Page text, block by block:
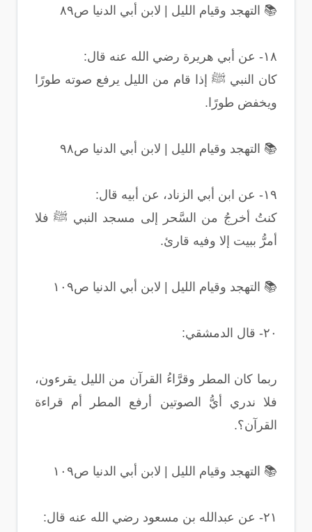
📚 التهجد وقيام الليل | لابن أبي الدنيا ص٨٩
١٨- عن أبي هريرة رضي الله عنه قال:
كان النبي ﷺ إذا قام من الليل يرفع صوته طورًا
ويخفض طورًا.
📚 التهجد وقيام الليل | لابن أبي الدنيا ص٩٨
١٩- عن ابن أبي الزناد، عن أبيه قال:
كنتُ أخرجُ من السَّحر إلى مسجد النبي ﷺ فلا
أمرُّ ببيت إلا وفيه قارئ.
📚 التهجد وقيام الليل | لابن أبي الدنيا ص١٠٩
٢٠- قال الدمشقي:
ربما كان المطر وقرَّاءُ القرآن من الليل يقرءون،
فلا ندري أيُّ الصوتين أرفع المطر أم قراءة
القرآن؟.
📚 التهجد وقيام الليل | لابن أبي الدنيا ص١٠٩
٢١- عن عبدالله بن مسعود رضي الله عنه قال: